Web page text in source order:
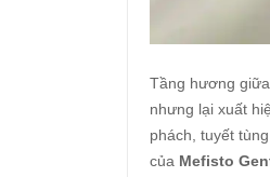
Tầng hương
nhưng lại xuất
phách, tuyết
của Mefisto